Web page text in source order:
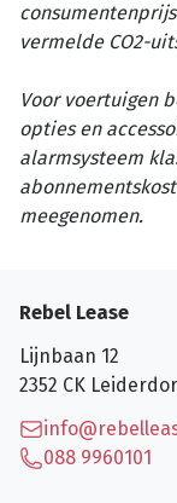
vermelde CO2-
Voor voertuigen
opties en
alarmsysteem
meegenomen.
Rebel Lease
Lijnbaan 12
2352 CK
088 9960101